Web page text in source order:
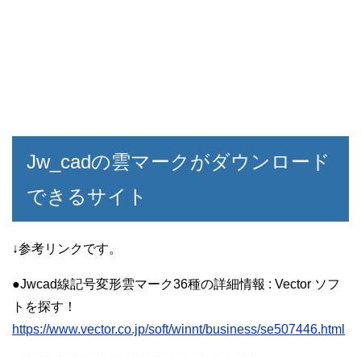
Jw_cadの雲マークがダウンロード
できるサイト
↓参考リンクです。
●Jwcad線記号変形雲マーク36種の詳細情報 : Vector ソフ
トを探す！
https://www.vector.co.jp/soft/winnt/business/se507446.html